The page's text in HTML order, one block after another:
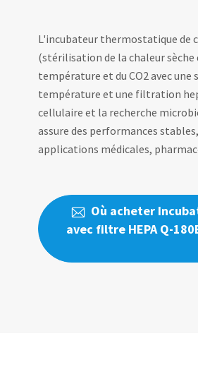
L'incubateur thermostatique de
(stérilisation de la chaleur
température et du CO2 avec
température et une filtration
cellulaire et la recherche
assure des performances
applications médicales,
 Où acheter
avec filtre HEPA Q-